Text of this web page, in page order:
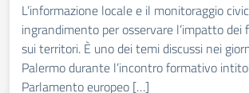
L’informazione locale e il monitoraggio
ingrandimento per osservare l’impatto dei
sui territori. È uno dei temi discussi nei
Palermo durante l’incontro formativo
Parlamento europeo […]